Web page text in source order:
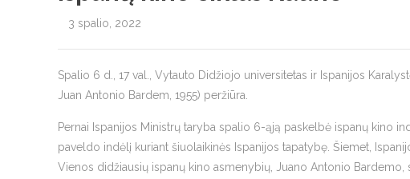
3 spalio, 2022
Spalio 6 d., 17 val., Vytauto Didžiojo universitetas ir Ispanijos
Juan Antonio Bardem, 1955) peržiūra.
Pernai Ispanijos Ministrų taryba spalio 6-ąją paskelbė ispanų kino
paveldo indėlį kuriant šiuolaikinės Ispanijos tapatybę. Šiemet,
Vienos didžiausių ispanų kino asmenybių, Juano Antonio